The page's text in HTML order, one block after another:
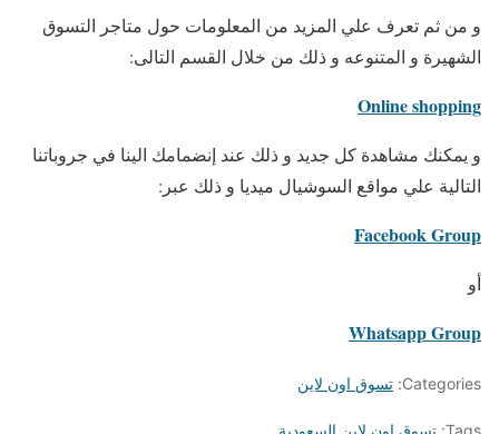
و من ثم تعرف علي المزيد من المعلومات حول متاجر التسوق
الشهيرة و المتنوعه و ذلك من خلال القسم التالى:
Online shopping
و يمكنك مشاهدة كل جديد و ذلك عند إنضمامك الينا في جروباتنا
التالية علي مواقع السوشيال ميديا و ذلك عبر:
Facebook Group
أو
Whatsapp Group
Categories: تسوق اون لاين
Tags: تسوق اون لاين السعودية